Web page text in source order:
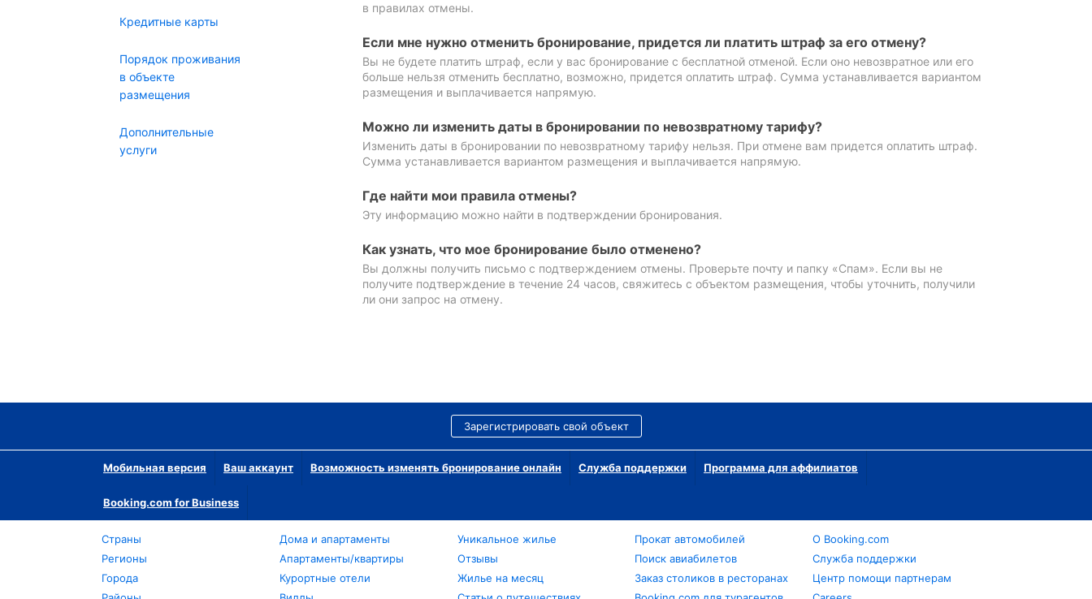
Кредитные карты
Порядок проживания
в объекте
размещения
Дополнительные
услуги
в правилах отмены.
Если мне нужно отменить бронирование, придется ли платить штраф за его отмену?
Вы не будете платить штраф, если у вас бронирование с бесплатной отменой. Если оно невозвратное или его
больше нельзя отменить бесплатно, возможно, придется оплатить штраф. Сумма устанавливается вариантом
размещения и выплачивается напрямую.
Можно ли изменить даты в бронировании по невозвратному тарифу?
Изменить даты в бронировании по невозвратному тарифу нельзя. При отмене вам придется оплатить штраф.
Сумма устанавливается вариантом размещения и выплачивается напрямую.
Где найти мои правила отмены?
Эту информацию можно найти в подтверждении бронирования.
Как узнать, что мое бронирование было отменено?
Вы должны получить письмо с подтверждением отмены. Проверьте почту и папку «Спам». Если вы не
получите подтверждение в течение 24 часов, свяжитесь с объектом размещения, чтобы уточнить, получили
ли они запрос на отмену.
Зарегистрировать свой объект
Мобильная версия Ваш аккаунт Возможность изменять бронирование онлайн Служба поддержки Программа для аффилиатов
Booking.com for Business
Страны
Регионы
Города
Дома и апартаменты
Апартаменты/квартиры
Курортные отели
Уникальное жилье
Отзывы
Жилье на месяц
Прокат автомобилей
Поиск авиабилетов
Заказ столиков в ресторанах
О Booking.com
Служба поддержки
Центр помощи партнерам